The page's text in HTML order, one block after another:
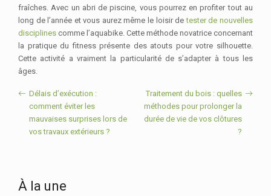
fraîches. Avec un abri de piscine, vous pourrez en profiter tout au
long de l’année et vous aurez même le loisir detester de nouvelles
disciplines comme l’aquabike. Cette méthode novatrice concernant
la pratique du fitness présente des atouts pour votre silhouette.
Cette activité a vraiment la particularité de s’adapter à tous les
âges.
Délais d’exécution :
comment éviter les
mauvaises surprises lors de
vos travaux extérieurs ?
Traitement du bois : quelles
méthodes pour prolonger la
durée de vie de vos clôtures
?
À la une